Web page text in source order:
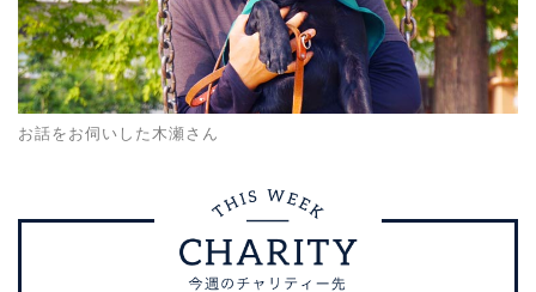
お話をお伺いした木瀬さん